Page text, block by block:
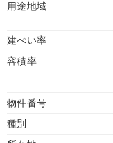
用途地域
建ぺい率
容積率
物件番号
種別